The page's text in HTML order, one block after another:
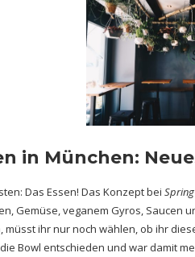
in München:
Das Essen! Das Konzept bei
Gemüse, veganem Gyros, Saucen
ihr nur noch wählen, ob ihr
Bowl entschieden und war damit